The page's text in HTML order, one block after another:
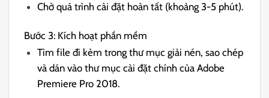
Chờ quá trình cài đặt hoàn tất (khoảng 3-5 phút).
Bước 3: Kích hoạt phần mềm
Tìm file đi kèm trong thư mục giải nén, sao chép
và dán vào thư mục cài đặt chính của Adobe
Premiere Pro 2018.